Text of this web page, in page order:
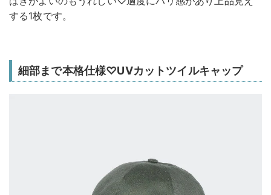
する1枚です。
細部まで本格仕様♡UVカットツイルキャップ